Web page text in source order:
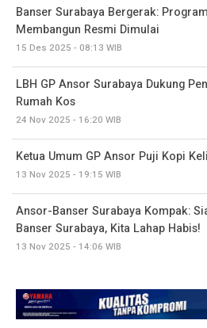
Banser Surabaya Bergerak:
Membangun Resmi Dimulai
15 Des 2025 - 08:13 WIB
LBH GP Ansor Surabaya Dukung
Rumah Kos
24 Nov 2025 - 16:20 WIB
Ketua Umum GP Ansor Puji Kopi
13 Nov 2025 - 19:15 WIB
Ansor-Banser Surabaya Kompak:
Banser Surabaya, Kita Lahap Habis!
13 Nov 2025 - 14:06 WIB